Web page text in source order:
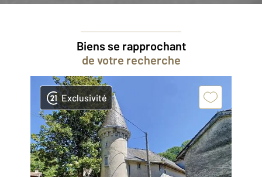
Biens se rapprochant
de votre recherche
Exclusivité